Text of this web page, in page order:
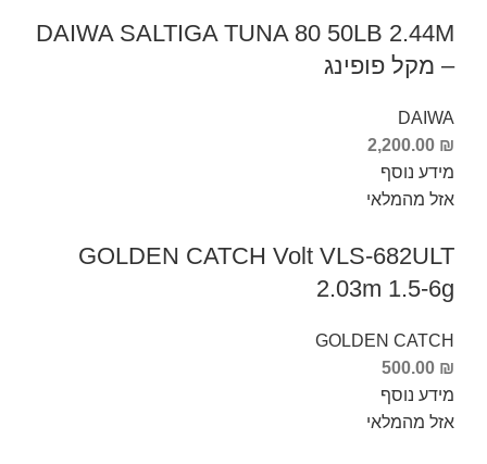
DAIWA SALTIGA TUNA 80 50LB 2.44M
– מקל פופינג
DAIWA
2,200.00 ₪
מידע נוסף
אזל מהמלאי
GOLDEN CATCH Volt VLS-682ULT
2.03m 1.5-6g
GOLDEN CATCH
500.00 ₪
מידע נוסף
אזל מהמלאי